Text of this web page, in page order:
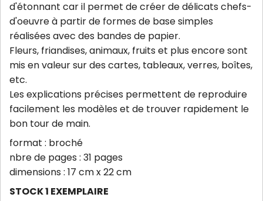
d'étonnant car il permet de créer de délicats chefs-
d'oeuvre à partir de formes de base simples
réalisées avec des bandes de papier.
Fleurs, friandises, animaux, fruits et plus encore sont
mis en valeur sur des cartes, tableaux, verres, boîtes,
etc.
Les explications précises permettent de reproduire
facilement les modèles et de trouver rapidement le
bon tour de main.
format : broché
nbre de pages : 31 pages
dimensions : 17 cm x 22 cm
STOCK 1 EXEMPLAIRE